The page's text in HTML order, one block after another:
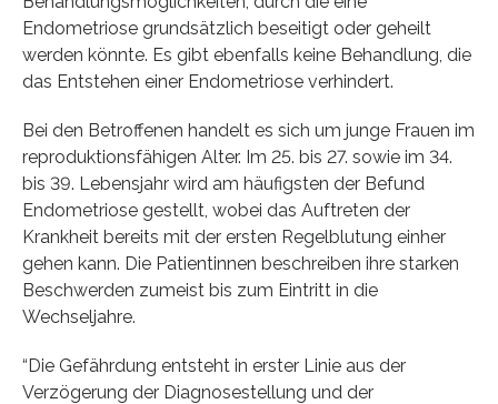
Endometriose grundsätzlich beseitigt oder geheilt
werden könnte. Es gibt ebenfalls keine Behandlung, die
das Entstehen einer Endometriose verhindert.
Bei den Betroffenen handelt es sich um junge Frauen im
reproduktionsfähigen Alter. Im 25. bis 27. sowie im 34.
bis 39. Lebensjahr wird am häufigsten der Befund
Endometriose gestellt, wobei das Auftreten der
Krankheit bereits mit der ersten Regelblutung einher
gehen kann. Die Patientinnen beschreiben ihre starken
Beschwerden zumeist bis zum Eintritt in die
Wechseljahre.
“Die Gefährdung entsteht in erster Linie aus der
Verzögerung der Diagnosestellung und der